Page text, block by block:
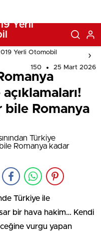
Yerli Otomobil
150 25 Mart 2026
bile Romanya
Türkiye ile
bir hava hakim… Kendi
vurgu yapan